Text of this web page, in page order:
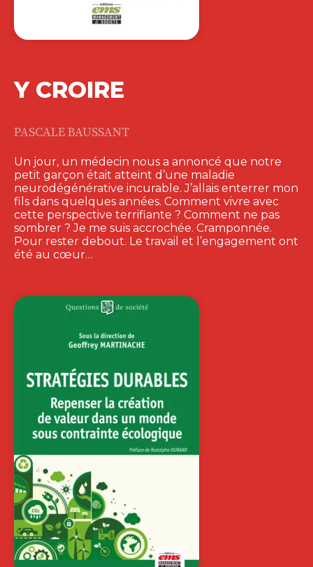
Y CROIRE
PASCALE BAUSSANT
Un jour, un médecin nous a annoncé que notre
petit garçon était atteint d’une maladie
neurodégénérative incurable. J’allais enterrer mon
fils dans quelques années. Comment vivre avec
cette perspective terrifiante ? Comment ne pas
sombrer ? Je me suis accrochée. Cramponnée.
Pour rester debout. Le travail et l’engagement ont
été au cœur…